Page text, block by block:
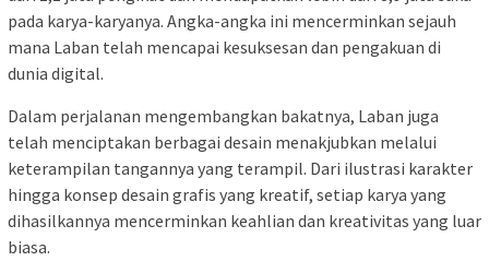
pada karya-karyanya. Angka-angka ini mencerminkan sejauh
mana Laban telah mencapai kesuksesan dan pengakuan di
dunia digital.
Dalam perjalanan mengembangkan bakatnya, Laban juga
telah menciptakan berbagai desain menakjubkan melalui
keterampilan tangannya yang terampil. Dari ilustrasi karakter
hingga konsep desain grafis yang kreatif, setiap karya yang
dihasilkannya mencerminkan keahlian dan kreativitas yang luar
biasa.